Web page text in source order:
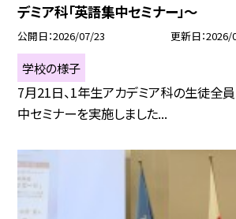
デミア科「英語集中セミナー」～
公開日 2026/07/23 更新日 2026/
学校の様子
7月21日、1年生アカデミア科の生徒全
中セミナーを実施しました...